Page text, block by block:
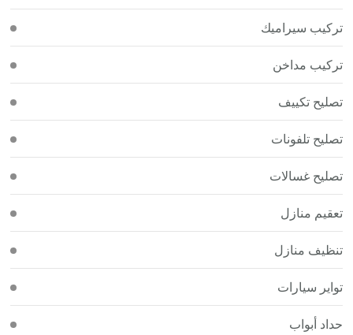
تركيب سيراميك
تركيب مداخن
تصليح تكييف
تصليح تلفونات
تصليح غسالات
تعقيم منازل
تنظيف منازل
تواير سيارات
حداد أبواب